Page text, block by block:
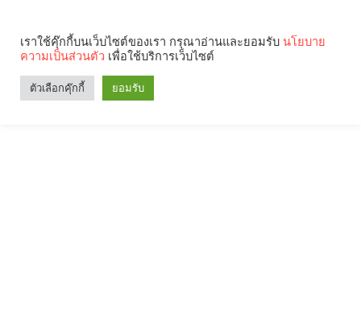
เราใช้คุ๊กกี้บนเว็บไซต์ของเรา กรุณาอ่านและยอมรับ นโยบาย
ความเป็นส่วนตัว เพื่อใช้บริการเว็บไซต์
ตัวเลือกคุ๊กกี้ ยอมรับ